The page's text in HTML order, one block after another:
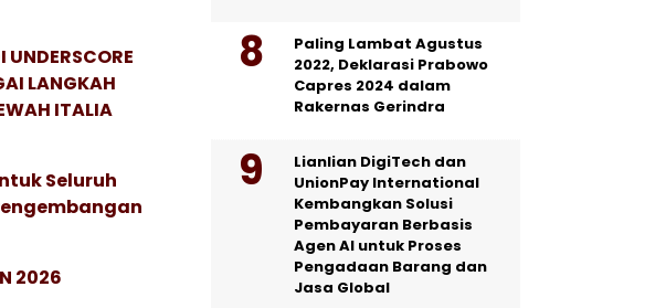
LANGKAH
ITALIA
Seluruh
2026
Paling Lambat Agustus
2022, Deklarasi Prabowo
Capres 2024 dalam
Rakernas Gerindra
Lianlian DigiTech dan
UnionPay International
Kembangkan Solusi
Pembayaran Berbasis
Agen AI untuk Proses
Pengadaan Barang dan
Jasa Global